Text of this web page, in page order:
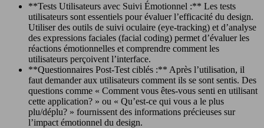
**Tests Utilisateurs avec Suivi Émotionnel :** Les tests
utilisateurs sont essentiels pour évaluer l’efficacité du design.
Utiliser des outils de suivi oculaire (eye-tracking) et d’analyse
des expressions faciales (facial coding) permet d’évaluer les
réactions émotionnelles et comprendre comment les
utilisateurs perçoivent l’interface.
**Questionnaires Post-Test ciblés :** Après l’utilisation, il
faut demander aux utilisateurs comment ils se sont sentis. Des
questions comme « Comment vous êtes-vous senti en utilisant
cette application? » ou « Qu’est-ce qui vous a le plus
plu/déplu? » fournissent des informations précieuses sur
l’impact émotionnel du design.